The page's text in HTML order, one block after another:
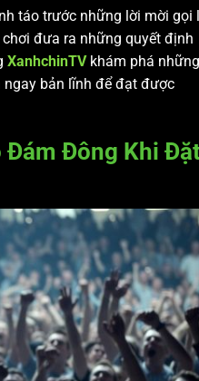
táo trước những lời mời gọi
đưa ra những quyết định
XanhchinTVkhám phá những
ngay bản lĩnh để đạt được
Đám Đông Khi